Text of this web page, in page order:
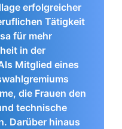
erfolgreicher
Tätigkeit
für mehr
in der
Mitglied eines
die Frauen den
technische
Darüber hinaus